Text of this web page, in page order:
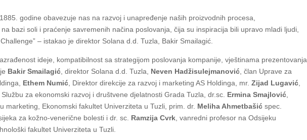
godine obavezuje nas na razvoj i unapređenje naših proizvodnih procesa,
bazi soli i praćenje savremenih načina poslovanja, čija su inspiracija bili upravo mladi ljudi,
– istakao je direktor Solana d.d. Tuzla, Bakir Smailagić.
ideje, kompatibilnost sa strategijom poslovanja kompanije, vještinama prezentovanja
Bakir Smailagić , direktor Solana d.d. Tuzla, Neven Hadžisulejmanović , član Uprave za
Ethem Numić , Direktor direkcije za razvoj i marketing AS Holdinga, mr.Zijad Lugavić
za ekonomski razvoj i društvene djelatnosti Grada Tuzla, dr.sc. Ermina Smajlović
marketing, Ekonomski fakultet Univerziteta u Tuzli, prim. dr. Meliha Ahmetbašić spec.
za kožno-venerične bolesti i dr. sc. Ramzija Cvrk , vanredni profesor na Odsijeku
fakultet Univerziteta u Tuzli.